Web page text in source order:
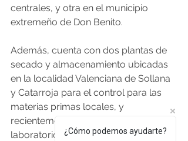
centrales, y otra en el municipio
extremeño de Don Benito.
Además, cuenta con dos plantas de
secado y almacenamiento ubicadas
en la localidad Valenciana de Sollana
y Catarroja para el control para las
materias primas locales, y
recientemente inauguró un
laboratorio de control ubicado en
¿Cómo podemos ayudarte?